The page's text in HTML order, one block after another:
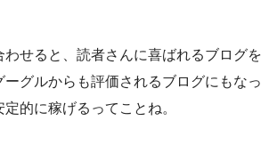
わせると、読者さんに喜ばれるブログを
グルからも評価されるブログにもなっ
的に稼げるってことね。